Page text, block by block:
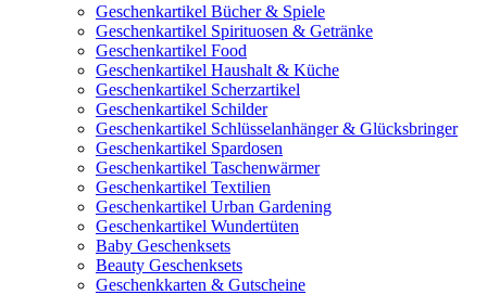
Geschenkartikel Bücher & Spiele
Geschenkartikel Spirituosen & Getränke
Geschenkartikel Food
Geschenkartikel Haushalt & Küche
Geschenkartikel Scherzartikel
Geschenkartikel Schilder
Geschenkartikel Schlüsselanhänger & Glücksbringer
Geschenkartikel Spardosen
Geschenkartikel Taschenwärmer
Geschenkartikel Textilien
Geschenkartikel Urban Gardening
Geschenkartikel Wundertüten
Baby Geschenksets
Beauty Geschenksets
Geschenkkarten & Gutscheine